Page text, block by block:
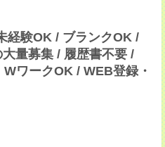
経験OK / ブランクOK /
量募集 / 履歴書不要 /
ワークOK / WEB登録・